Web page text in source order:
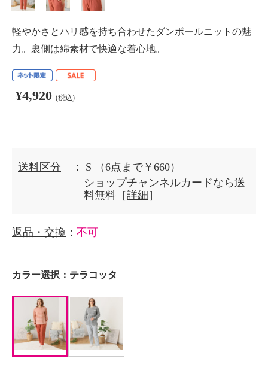
軽やかさとハリ感を持ち合わせたダンボールニットの魅
力。裏側は綿素材で快適な着心地。
¥4,920 (税込)
送料区分 ： S
（6点まで￥660）
ショップチャンネルカードなら送
料無料［詳細 ］
返品・交換 ： 不可
カラー選択： テラコッタ